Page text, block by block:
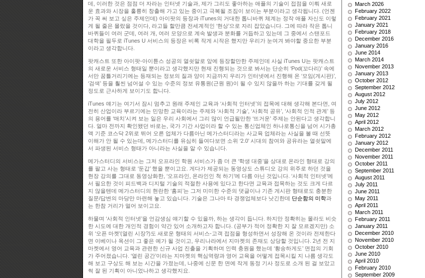
데, 이러한 것은 점점 더 자라는 인터넷 기술과, 제가 그리도 좋아하는 애플의 기술이 접점을 이뤄 새로
운 효과와 시장을 훌륭히 창출해 가고 있는 중이고 극복될 조짐이 보이는 부분이라고 생각됩니다. (언젠
가 꼭 써 보고 싶은 주제인데) 아이팟의 등장과 iTunes의 거대한 톱니바퀴 체계는 정작 애플 자신도 이렇
게 될 줄은 몰랐을 것이다, 라고들 할만큼 전세계적인 ‘현상’으로 자리 잡았습니다. 그에 따라 작은 톱니
바퀴들이 여러 군데, 여러 개, 여러 모양으로 계속 발생과 분화를 거듭하고 있는데 그 중에서 스탠포드
대학을 필두로 iTunes U 서비스의 등장은 비록 작게 시작은 했지만 우리가 눈여겨 봐야할 중요한 부분
이라고 생각합니다.
팟캐스트 또한 아이팟-아이튠스 성공의 열쇳말로 앞에 등장할만한 주제인데 사실 iTunes U는 팟캐스트
의 새로운 서비스 형태일 뿐이라고 생각했지만 현재 진행되는 것으로 봐서는 단순히 ‘Pod(꼬다리)’ 속에
서만 꿈틀거리기에는 등재되는 정보의 질과 양이 지금까지 우리가 인터넷에서 진행해 온 ‘모임(게시판)’,
‘검색’ 등을 훨씬 넘어설 수 있는 수준의 정보 유통원(근원 원)이 될 수 있지 않을까 하는 기대를 갖게 될
정도로 근사하게 보이기도 합니다.
iTunes 얘기는 여기서 잠시 멈추고 원래 주제인 교육과 ‘사회적 인터넷’의 접목에 대해 생각해 본다면, 여
전히 산업이라 부르기에는 민망한 교육이라는 주제와 ‘사회적 기술’, ‘사회적 공유’, ‘사회적 인적 관계’ 등
의 용어를 ‘매치’시켜 보는 일은 우리 사회에서 그리 많이 언급될만한 ‘뜨거운’ 주제는 안된다고 생각합니
다. 얼마 전까지 확인됐던 바로는, 국가 기간 사업이라 할 수 있는 통신업체인 하나로통신을 넘어 시가총
액 기준 코스닥 2위로 뛰어 오른 업체가 다름아닌 메가스터디라는 사교육 업체라는 사실을 볼 때 선뜻
이해가 안 될 수 있는데, 메가스터디를 유심히 들여다보면 소위 ‘2.0’ 시대의 참여와 공유라는 열쇳말에
서 파생된 서비스 형태가 아니라는 사실을 알 수 있습니다.
메가스터디의 서비스는 그저 오프라인 학원 서비스가 좀 더 큰 ‘학생 대중’을 상대로 온라인 형태로 강의
를 팔고 사는 형태로 ‘둔갑’ 했을 뿐이고요. 게다가 제공되는 동영상도 스튜디오 강의 위주로 하던 것을
현장 강의를 그대로 동영상화한, ‘오프라인, 온라인인 척 하기’에 다름 아닌 것입니다. ‘사회적 인터넷’에
서 필요한 것이 피드백과 디지털 기술의 적절한 사용에 있다고 한다면 교육과 접목하는 것도 크게 다르
지 않을텐데 메가스터디의 현란한 ‘홈피’는 그저 미미한 수준의 댓글이나 기존 게시판 형태로도 충분한
질문/답변의 마당만 마련해 놓고 있습니다. 기술은 그나마 타 경쟁업체보다 낫긴한데 단순함의 미학과
는 한참 거리가 멀어 보이고요.
하물며 ‘사회적 인터넷’을 언감생심 얘기할 수 있을까, 하는 생각이 듭니다. 하지만 정확히는 몰라도 비슷
한 시도에 대한 개인적 경험이 약간 있어 소개하고자 합니다. (공부가 적어 정확한 지 잘 모르겠지만) 소
위 ‘오픈 마켓'(열린 시장?)도 새로운 형태의 서비스-고객 접점을 형성하면서 성장해 온 것이라 전제한다
면 이베이나 옥션이 그 좋은 예가 될 것이고, 우리나라에서 지마켓의 존재도 상당할 것입니다. 2년 전 지
마켓에서 영어 교육과 관련한 신규 사업 진출을 기획하며 인력 충원을 했는데 ‘황송하게도’ 면접의 기회
가 주어졌습니다. ‘열린 공간’이라는 지마켓의 핵심역량과 영어 교육을 어떻게 접목시킬 지 나름 생각도
해 보고 구상도 해 보는 시간을 가졌는데, 나중에 신문 한 면에 작게 동정 기사 정도로 소개 된 걸 보았고
썩 잘 된 기획이 아니었나하고 생각했지요.
March 2026
February 2022
February 2021
January 2021
February 2018
December 2016
January 2016
June 2014
March 2014
November 2013
January 2013
October 2012
September 2012
August 2012
July 2012
June 2012
May 2012
April 2012
March 2012
February 2012
January 2012
December 2011
November 2011
October 2011
September 2011
August 2011
July 2011
June 2011
May 2011
April 2011
March 2011
February 2011
January 2011
December 2010
November 2010
October 2010
June 2010
April 2010
February 2010
September 2009